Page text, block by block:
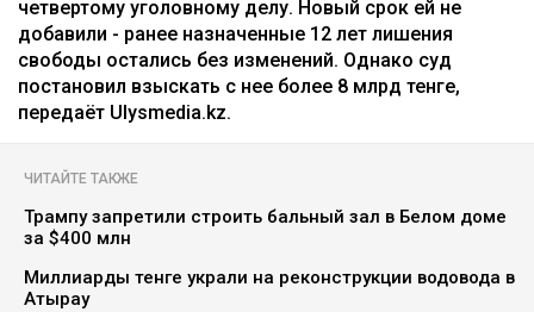
четвертому уголовному делу. Новый срок ей не
добавили - ранее назначенные 12 лет лишения
свободы остались без изменений. Однако суд
постановил взыскать с нее более 8 млрд тенге,
передаёт Ulysmedia.kz.
ЧИТАЙТЕ ТАКЖЕ
Трампу запретили строить бальный зал в Белом доме
за $400 млн
Миллиарды тенге украли на реконструкции водовода в
Атырау